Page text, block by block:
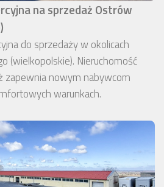
na sprzedaż Ostrów
do sprzedaży w okolicach
(wielkopolskie). Nieruchomość
zapewnia nowym nabywcom
warunkach.